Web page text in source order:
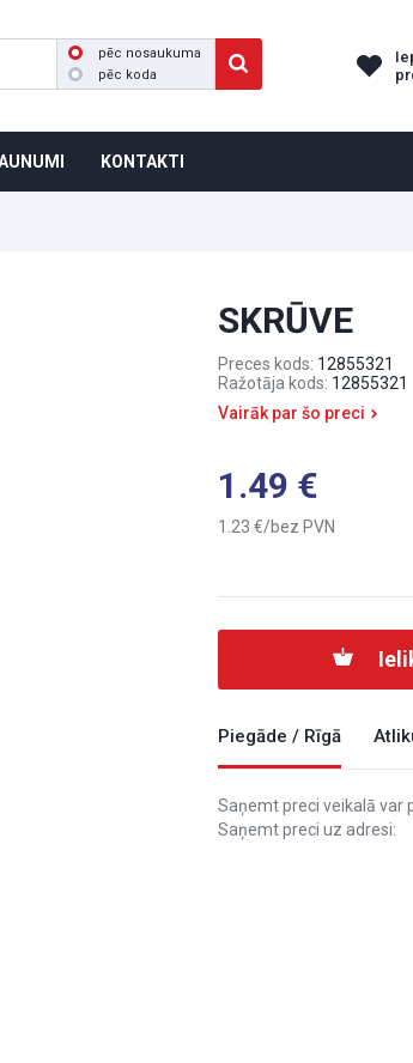
pēc nosaukuma
pēc koda
KONTAKTI
SKRŪVE
Preces kods: 12855321
Ražotāja kods: 12855321
Vairāk par šo preci
1.49
1.23 bez PVN
Piegāde / Rīgā
Saņemt preci veikalā var
Saņemt preci uz adresi: